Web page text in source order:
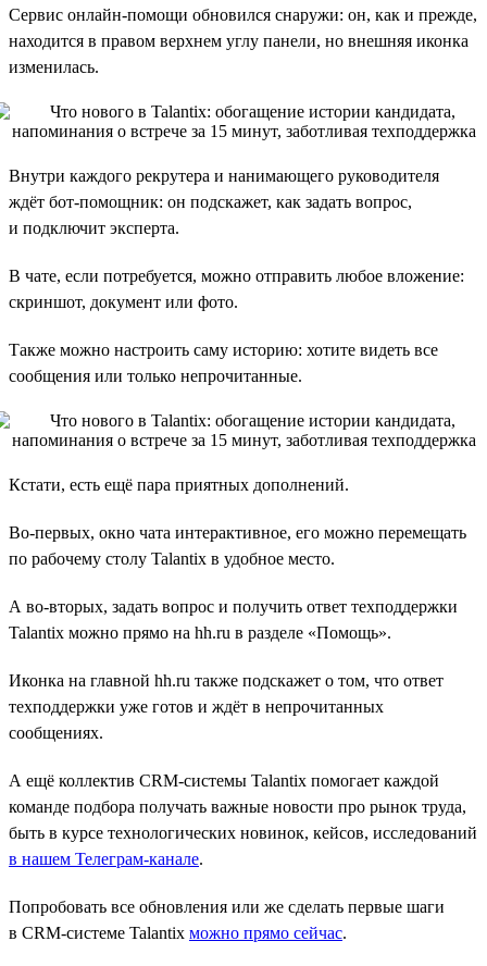
Сервис онлайн-помощи обновился снаружи: он, как и прежде,
находится в правом верхнем углу панели, но внешняя иконка
изменилась.
Внутри каждого рекрутера и нанимающего руководителя
ждёт бот-помощник: он подскажет, как задать вопрос,
и подключит эксперта.
В чате, если потребуется, можно отправить любое вложение:
скриншот, документ или фото.
Также можно настроить саму историю: хотите видеть все
сообщения или только непрочитанные.
Кстати, есть ещё пара приятных дополнений.
Во-первых, окно чата интерактивное, его можно перемещать
по рабочему столу Talantix в удобное место.
А во-вторых, задать вопрос и получить ответ техподдержки
Talantix можно прямо на hh.ru в разделе «Помощь».
Иконка на главной hh.ru также подскажет о том, что ответ
техподдержки уже готов и ждёт в непрочитанных
сообщениях.
А ещё коллектив CRM-системы Talantix помогает каждой
команде подбора получать важные новости про рынок труда,
быть в курсе технологических новинок, кейсов, исследований
в нашем Телеграм-канале.
Попробовать все обновления или же сделать первые шаги
в CRM-системе Talantix можно прямо сейчас.